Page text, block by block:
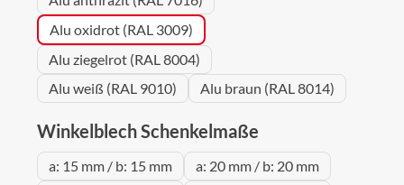
Alu oxidrot (RAL 3009)
Alu ziegelrot (RAL 8004)
Alu weiß (RAL 9010)
Alu braun (RAL 8014)
Winkelblech Schenkelmaße
a: 15 mm / b: 15 mm
a: 20 mm / b: 20 mm